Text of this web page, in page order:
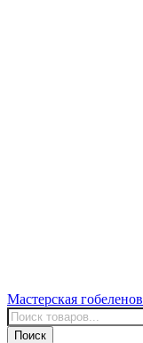
Мастерская гобеленов
Поиск
товаров
Поиск